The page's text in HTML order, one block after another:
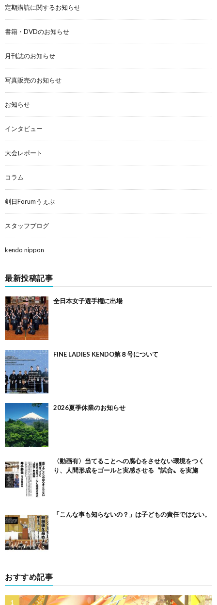
定期購読に関するお知らせ
書籍・DVDのお知らせ
月刊誌のお知らせ
写真販売のお知らせ
お知らせ
インタビュー
大会レポート
コラム
剣日Forumうぇぶ
スタッフブログ
kendo nippon
最新投稿記事
全日本女子選手権に出場
FINE LADIES KENDO第８号について
2026夏季休業のお知らせ
〈動画有〉当てることへの腐心をさせない環境をつく
り、人間形成をゴールと実感させる〝試合〟を実施
「こんな事も知らないの？」は子どもの責任ではない。
おすすめ記事